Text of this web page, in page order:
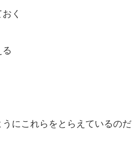
く
にこれらをとらえているのだ